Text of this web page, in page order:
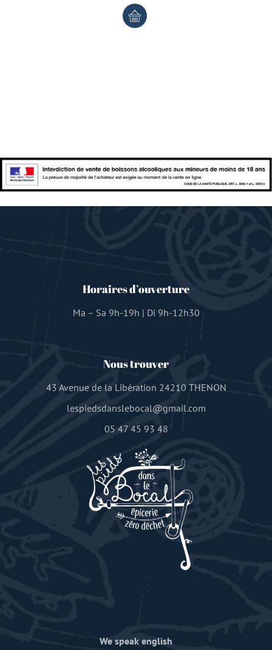
Horaires d’ouverture
Ma – Sa 9h-19h | Di 9h-12h30
Nous trouver
43 Avenue de la Libération 24210 THENON
lespiedsdanslebocal@gmail.com
05 47 45 93 48
We speak english